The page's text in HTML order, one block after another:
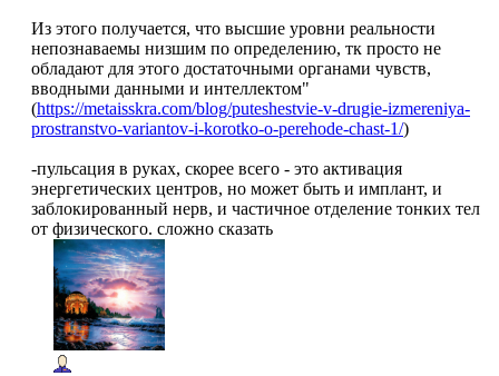
Из этого получается, что высшие уровни реальности
непознаваемы низшим по определению, тк просто не
обладают для этого достаточными органами чувств,
вводными данными и интеллектом"
(https://metaisskra.com/blog/puteshestvie-v-drugie-izmereniya-
prostranstvo-variantov-i-korotko-o-perehode-chast-1/)
-пульсация в руках, скорее всего - это активация
энергетических центров, но может быть и имплант, и
заблокированный нерв, и частичное отделение тонких тел
от физического. сложно сказать